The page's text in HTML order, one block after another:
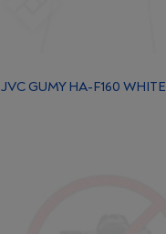
JVC GUMY HA-F160 WHITE